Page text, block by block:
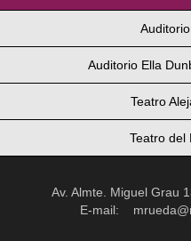
Auditorio Ella
Teatro
Teatro del
Av. Almte. Miguel Grau
E-mail: